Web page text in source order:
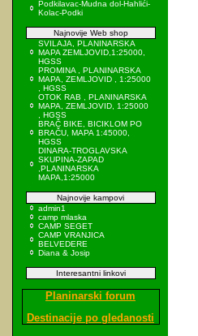
Podkilavac-Mudna dol-Hahlići-
Kolac-Podki
Najnovije Web shop
SVILAJA, PLANINARSKA
MAPA ZEMLJOVID,1:25000,
HGSS
PROMINA , PLANINARSKA
MAPA, ZEMLJOVID , 1:25000
, HGSS
OTOK RAB , PLANINARSKA
MAPA, ZEMLJOVID, 1:25000
, HGSS
BRAČ BIKE, BICIKLOM PO
BRAČU, MAPA 1:45000,
HGSS
DINARA-TROGLAVSKA
SKUPINA-ZAPAD
,PLANINARSKA
MAPA,1:25000
Najnovije kampovi
admin1
camp mlaska
CAMP SEGET
CAMP VRANJICA
BELVEDERE
Diana & Josip
Interesantni linkovi
Planinarski forum
Destinacije po gledanosti